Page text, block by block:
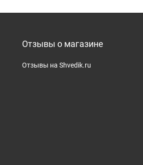
Отзывы о магазине
Отзывы на Shvedik.ru